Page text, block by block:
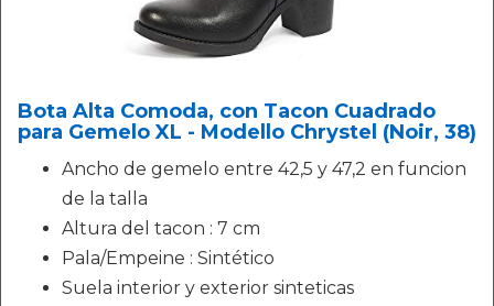
Bota Alta Comoda, con Tacon Cuadrado
para Gemelo XL - Modello Chrystel (Noir, 38)
Ancho de gemelo entre 42,5 y 47,2 en funcion
de la talla
Altura del tacon : 7 cm
Pala/Empeine : Sintético
Suela interior y exterior sinteticas